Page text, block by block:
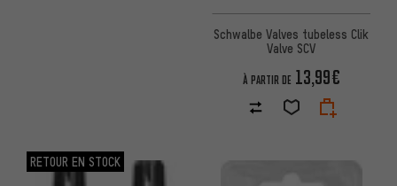
Schwalbe Valves tubeless Clik
Valve SCV
À PARTIR DE 13,99€
RETOUR EN STOCK